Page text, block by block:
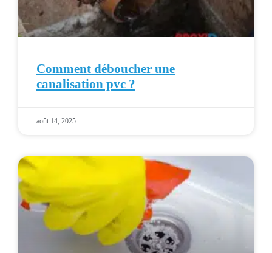
Comment déboucher une
canalisation pvc ?
août 14, 2025